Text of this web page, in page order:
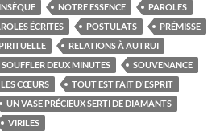
NOTRE ESSENCE
PAROLES
ÉCRITES POSTULATS
PRÉMISSE
RELATIONS À AUTRUI
SOUFFLER DEUX MINUTES
SOUVENANCE
CŒURS
TOUT EST FAIT D'ESPRIT
UN VASE PRÉCIEUX SERTI DE DIAMANTS
VIRILES